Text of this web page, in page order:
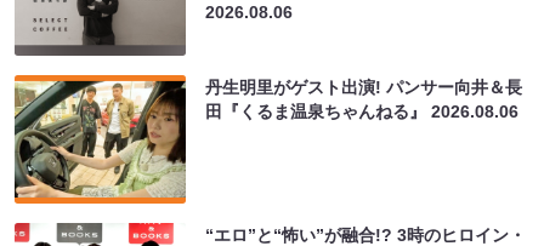
2026.08.06
丹生明里がゲスト出演! パンサー向井＆長
田『くるま温泉ちゃんねる』2026.08.06
“エロ”と“怖い”が融合!? 3時のヒロイン・